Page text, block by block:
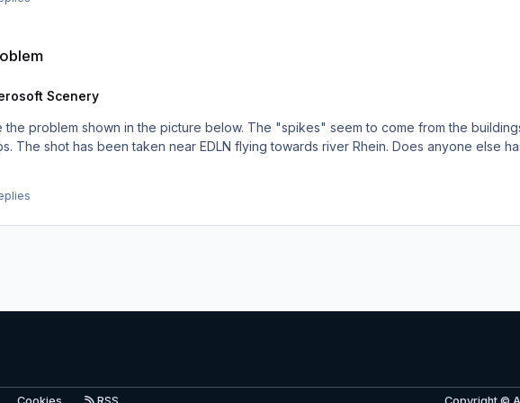
Scenery
the problem shown in the picture below. The "spikes" seem to come from the
Rainer